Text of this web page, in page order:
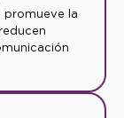
promueve la